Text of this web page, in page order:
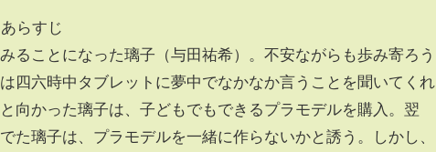
らすじ
ることになった璃子（与田祐希）。不安ながらも歩み寄ろう
四六時中タブレットに夢中でなかなか言うことを聞いてくれ
向かった璃子は、子どもでもできるプラモデルを購入。翌
た璃子は、プラモデルを一緒に作らないかと誘う。しかし、